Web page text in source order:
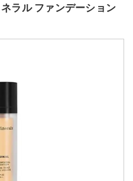
ラル ファンデーション